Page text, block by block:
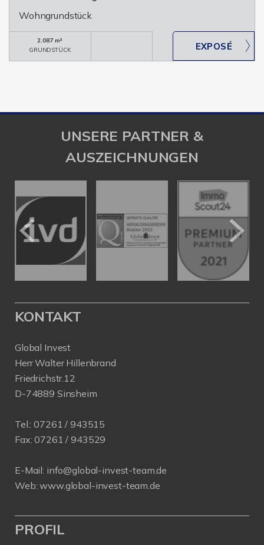
Wohngrundstück
2.087 m²
GRUNDSTÜCK
UNSERE PARTNER &
AUSZEICHNUNGEN
KONTAKT
Global Invest
Herr Walter Hillenbrand
Friedrichstr.12
D-74889 Sinsheim
Tel.:07261 / 943515
Fax: 07261 / 943529
E-Mail: info@global-invest-team.de
Web:www.global-invest-team.de
PROFIL